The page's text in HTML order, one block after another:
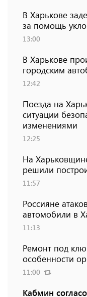
В Харькове
за помощь
13:00
В Харькове
городским
12:42
Поезда на
ситуации
изменениями
12:25
На
решили
11:57
Россияне
автомобили в
11:13
Ремонт под
особенности
11:00
Кабмин